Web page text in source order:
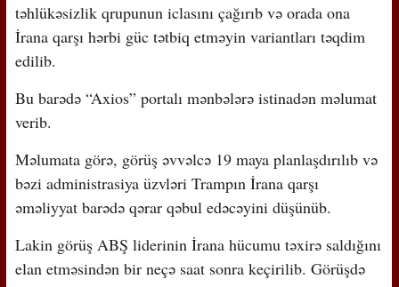
təhlükəsizlik qrupunun iclasını çağırıb və orada ona
İrana qarşı hərbi güc tətbiq etməyin variantları təqdim
edilib.
Bu barədə “Axios” portalı mənbələrə istinadən məlumat
verib.
Məlumata görə, görüş əvvəlcə 19 maya planlaşdırılıb və
bəzi administrasiya üzvləri Trampın İrana qarşı
əməliyyat barədə qərar qəbul edəcəyini düşünüb.
Lakin görüş ABŞ liderinin İrana hücumu təxirə saldığını
elan etməsindən bir neçə saat sonra keçirilib. Görüşdə